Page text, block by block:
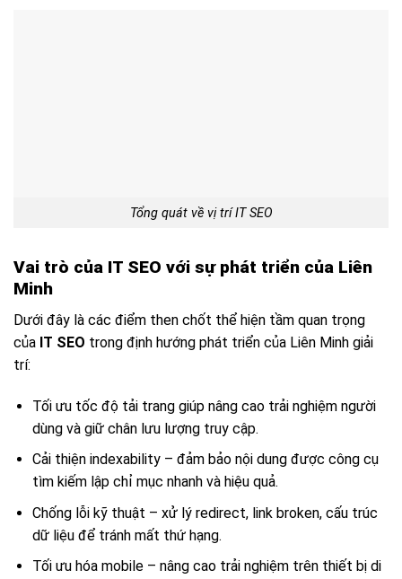
Tổng quát về vị trí IT SEO
Vai trò của IT SEO với sự phát triển của Liên
Minh
Dưới đây là các điểm then chốt thể hiện tầm quan trọng
của IT SEO trong định hướng phát triển của Liên Minh giải
trí:
Tối ưu tốc độ tải trang giúp nâng cao trải nghiệm người
dùng và giữ chân lưu lượng truy cập.
Cải thiện indexability – đảm bảo nội dung được công cụ
tìm kiếm lập chỉ mục nhanh và hiệu quả.
Chống lỗi kỹ thuật – xử lý redirect, link broken, cấu trúc
dữ liệu để tránh mất thứ hạng.
Tối ưu hóa mobile – nâng cao trải nghiệm trên thiết bị di